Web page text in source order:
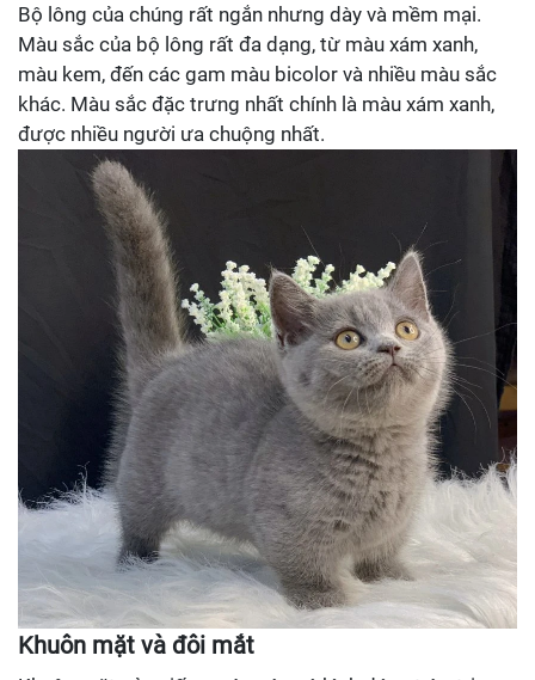
Bộ lông của chúng rất ngắn nhưng dày và mềm mại.
Màu sắc của bộ lông rất đa dạng, từ màu xám xanh,
màu kem, đến các gam màu bicolor và nhiều màu sắc
khác. Màu sắc đặc trưng nhất chính là màu xám xanh,
được nhiều người ưa chuộng nhất.
Khuôn mặt và đôi mắt